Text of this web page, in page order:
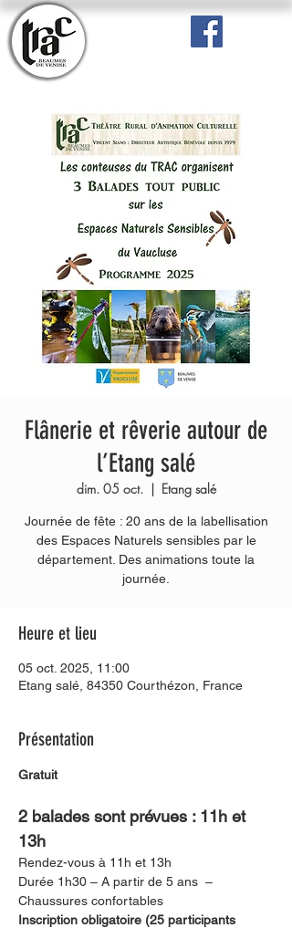
Flânerie et rêverie autour de
l’Etang salé
dim. 05 oct.
  |
Etang salé
Journée de fête : 20 ans de la labellisation
des Espaces Naturels sensibles par le
département. Des animations toute la
journée.
Heure et lieu
05 oct. 2025, 11:00
Etang salé, 84350 Courthézon, France
Présentation
Gratuit
2 balades sont prévues : 11h et
13h
Rendez-vous à 11h et 13h
Durée 1h30 – A partir de 5 ans  –
Chaussures confortables
Inscription obligatoire (25 participants